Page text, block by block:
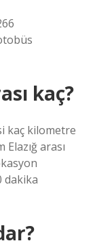
kaç?
kaç kilometre
arası
dakika